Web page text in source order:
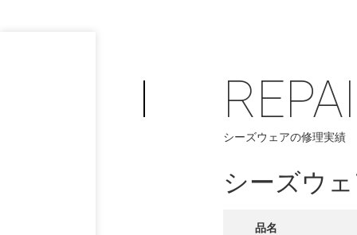
お問い合わせ / 発
シーズウェアの修理実績
シーズウ
品名